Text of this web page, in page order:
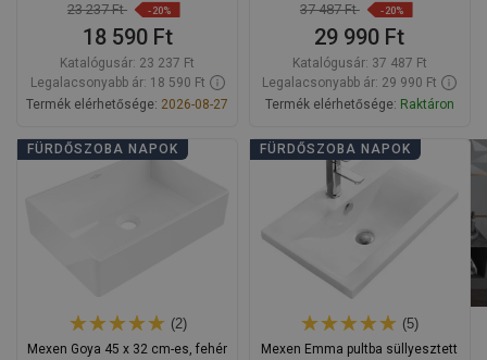
23 237 Ft -20%
18 590 Ft
Katalógusár: 23 237 Ft
Legalacsonyabb ár: 18 590 Ft
Termék elérhetősége: 2026-08-27
Kosárba
37 487 Ft -20%
29 990 Ft
Katalógusár: 37 487 Ft
Legalacsonyabb ár: 29 990 Ft
Termék elérhetősége: Raktáron
Kosárba
Hasonlítsa
össze
FÜRDŐSZOBA NAPOK
(2)
Mexen Goya 45 x 32 cm-es, fehér
FÜRDŐSZOBA NAPOK
(5)
Mexen Emma pultba süllyesztett